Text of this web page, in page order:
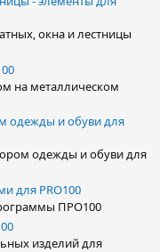
окна и лестницы
на металлическом
одежды и обуви для
одежды и обуви для
для PRO100
ПРО100
изделий для